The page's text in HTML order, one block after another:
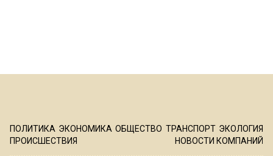
ПОЛИТИКА ЭКОНОМИКА ОБЩЕСТВО ТРАНСПОРТ ЭКОЛОГИЯ
ПРОИСШЕСТВИЯ
НОВОСТИ КОМПАНИЙ